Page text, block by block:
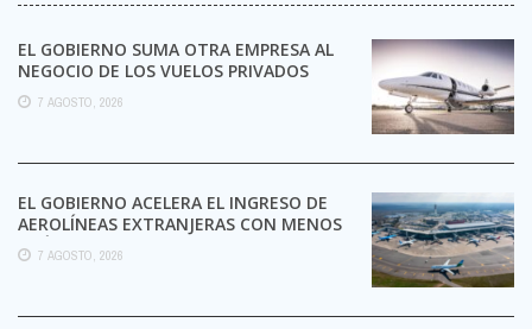
EL GOBIERNO SUMA OTRA EMPRESA AL
NEGOCIO DE LOS VUELOS PRIVADOS
7 AGOSTO, 2026
EL GOBIERNO ACELERA EL INGRESO DE
AEROLÍNEAS EXTRANJERAS CON MENOS
TRÁMITES
7 AGOSTO, 2026